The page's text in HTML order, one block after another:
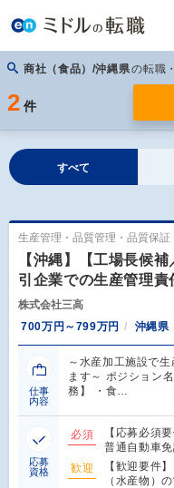
商社（食品）/沖縄県の転職
2 件
すべて
生産管理・品質管理・品質保証
【沖縄】【工場長候
引企業での生産管理責
株式会社三高
700万円～799万円
沖縄県
仕事
内容
～水産加工施設で
ます～ ポジション
務】 ・食…
応募
資格
必須
【応募必須
普通自動車
歓迎
【歓迎要件
（水産物）